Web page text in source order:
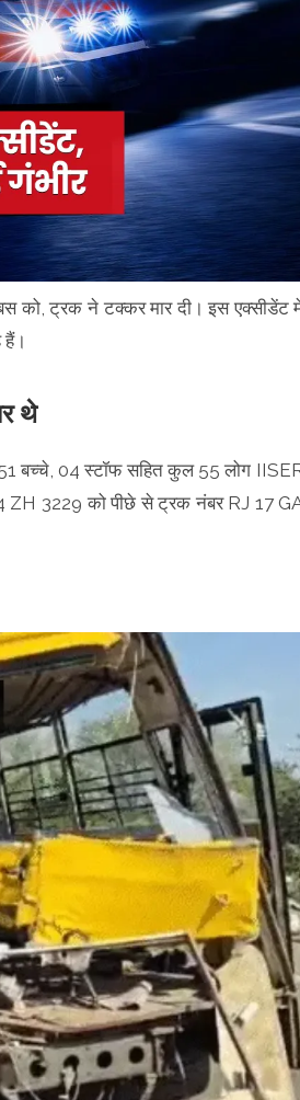
को, ट्रक ने टक्कर मार दी। इस एक्सीडेंट
हैं।
थे
51 बच्चे, 04 स्टॉफ सहित कुल 55 लोग
ZH 3229 को पीछे से ट्रक नंबर RJ 17